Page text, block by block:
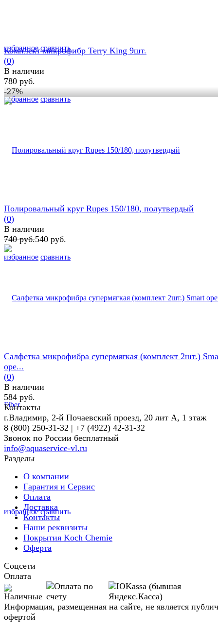
избранное сравнить
избранное сравнить
Комплект микрофибр Terry King 9шт.
(0)
В наличии
780 руб.
-27%
избранное сравнить
Полировальный круг Rupes 150/180, полутвердый
(0)
В наличии
740 руб.540 руб.
избранное сравнить
Салфетка микрофибра супермягкая (комплект 2шт.)
ope...
(0)
В наличии
584 руб.
Контакты
г.Владимир, 2-й Почаевский проезд, 20 лит А, 1 этаж
8 (800) 250-31-32 | +7 (4922) 42-31-32
Звонок по России бесплатный
info@aquaservice-vl.ru
Разделы
О компании
Гарантия и Сервис
Оплата
Доставка
Контакты
Наши реквизиты
Покрытия Koch Chemie
Оферта
Соцсети
Оплата
Информация, размещенная на сайте, не является
офертой